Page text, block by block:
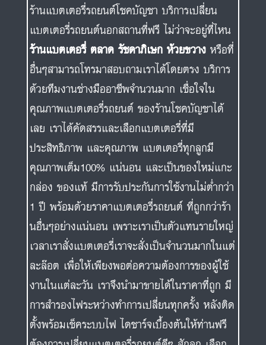
ร้านแบตเตอรี่รถยนต์โชคบัญชา บริการเปลี่ยน
แบตเตอรี่รถยนต์นอกสถานที่ฟรี ไม่ว่าจะอยู่ที่ไหน
ร้านแบตเตอรี่ ตลาด รัชดาภิเษก ห้วยขวาง หรือที่
อื่นๆสามารถโทรมาสอบถามเราได้โดยตรง บริการ
ด้วยทีมงานช่างมืออาชีพจำนวนมาก เชื่อใจใน
คุณภาพแบตเตอรี่รถยนต์ ของร้านโชคบัญชาได้
เลย เราได้คัดสรรและเลือกแบตเตอรี่ที่มี
ประสิทธิภาพ และคุณภาพ แบตเตอรี่ทุกลูกมี
คุณภาพเต็ม100% แน่นอน และเป็นของใหม่แกะ
กล่อง ของแท้ มีการรับประกันการใช้งานไม่ต่ำกว่า
1 ปี พร้อมด้วยราคาแบตเตอรี่รถยนต์ ที่ถูกกว่าร้า
นอื่นๆอย่างแน่นอน เพราะเราเป็นตัวแทนรายใหญ่
เวลาเราสั่งแบตเตอรี่เราจะสั่งเป็นจำนวนมากในแต่
ละล๊อต เพื่อให้เพียงพอต่อความต้องการของผู้ใช้
งานในแต่ละวัน เราจึงนำมาขายได้ในราคาที่ถูก มี
การสำรองไฟระหว่างทำการเปลี่ยนทุกครั้ง หลังติด
ตั้งพร้อมเช็คระบบไฟ ไดชาร์จเบื้องต้นให้ท่านฟรี